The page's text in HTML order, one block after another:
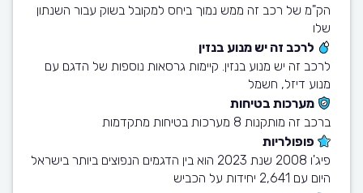
הק"מ של רכב זה ממש נמוך ביחס למקובל בשוק עבור השנתון
שלו
לרכב זה יש מנוע בנזין
לרכב זה יש מנוע בנזין. קיימות גרסאות נוספות של הדגם עם
מנוע דיזל, חשמל
מערכות בטיחות
ברכב זה מותקנות 8 מערכות בטיחות מתקדמות
פופולריות
פיג'ו 2008 שנת 2023 הוא בין הדגמים הנפוצים ביותר בישראל
היום עם 2,641 יחידות על הכביש